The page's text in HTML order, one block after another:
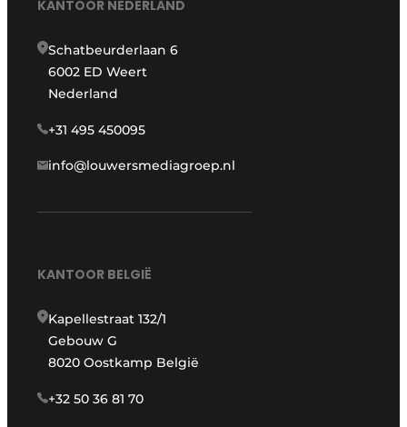
KANTOOR NEDERLAND
Schatbeurderlaan 6
6002 ED Weert
Nederland
+31 495 450095
info@louwersmediagroep.nl
KANTOOR BELGIË
Kapellestraat 132/1
Gebouw G
8020 Oostkamp België
+32 50 36 81 70